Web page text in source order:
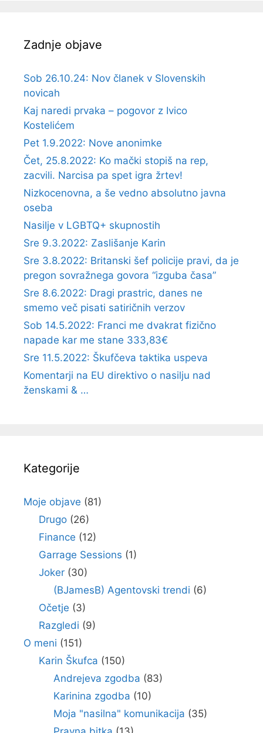
Zadnje objave
Sob 26.10.24: Nov članek v Slovenskih
novicah
Kaj naredi prvaka – pogovor z Ivico
Kostelićem
Pet 1.9.2022: Nove anonimke
Čet, 25.8.2022: Ko mački stopiš na rep,
zacvili. Narcisa pa spet igra žrtev!
Nizkocenovna, a še vedno absolutno javna
oseba
Nasilje v LGBTQ+ skupnostih
Sre 9.3.2022: Zaslišanje Karin
Sre 3.8.2022: Britanski šef policije pravi, da je
pregon sovražnega govora “izguba časa”
Sre 8.6.2022: Dragi prastric, danes ne
smemo več pisati satiričnih verzov
Sob 14.5.2022: Franci me dvakrat fizično
napade kar me stane 333,83€
Sre 11.5.2022: Škufčeva taktika uspeva
Komentarji na EU direktivo o nasilju nad
ženskami & …
Kategorije
Moje objave (81)
Drugo(26)
Finance (12)
Garrage Sessions (1)
Joker(30)
(BJamesB) Agentovski trendi (6)
Očetje (3)
Razgledi (9)
O meni (151)
Karin Škufca (150)
Andrejeva zgodba (83)
Karinina zgodba (10)
Moja "nasilna" komunikacija (35)